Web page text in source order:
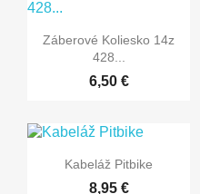
Rýchly náhľad
Záberové Koliesko 14z
428...
6,50 €
Rýchly náhľad
Kabeláž Pitbike
8,95 €